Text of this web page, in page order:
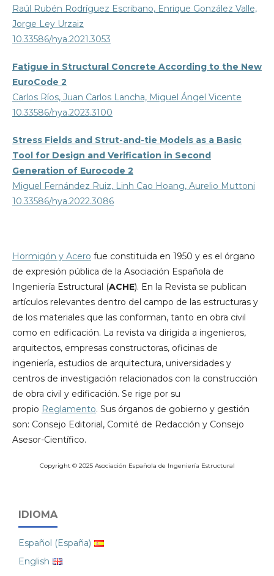
Raúl Rubén Rodríguez Escribano, Enrique González Valle,
Jorge Ley Urzaiz
10.33586/hya.2021.3053
Fatigue in Structural Concrete According to the New
EuroCode 2
Carlos Ríos, Juan Carlos Lancha, Miguel Ángel Vicente
10.33586/hya.2023.3100
Stress Fields and Strut-and-tie Models as a Basic
Tool for Design and Verification in Second
Generation of Eurocode 2
Miguel Fernández Ruiz, Linh Cao Hoang, Aurelio Muttoni
10.33586/hya.2022.3086
Hormigón y Acero fue constituida en 1950 y es el órgano
de expresión pública de la Asociación Española de
Ingeniería Estructural (ACHE). En la Revista se publican
artículos relevantes dentro del campo de las estructuras y
de los materiales que las conforman, tanto en obra civil
como en edificación. La revista va dirigida a ingenieros,
arquitectos, empresas constructoras, oficinas de
ingeniería, estudios de arquitectura, universidades y
centros de investigación relacionados con la construcción
de obra civil y edificación. Se rige por su
propio Reglamento. Sus órganos de gobierno y gestión
son: Consejo Editorial, Comité de Redacción y Consejo
Asesor-Científico.
Copyright © 2025 Asociación Española de Ingeniería Estructural
IDIOMA
Español (España)
English